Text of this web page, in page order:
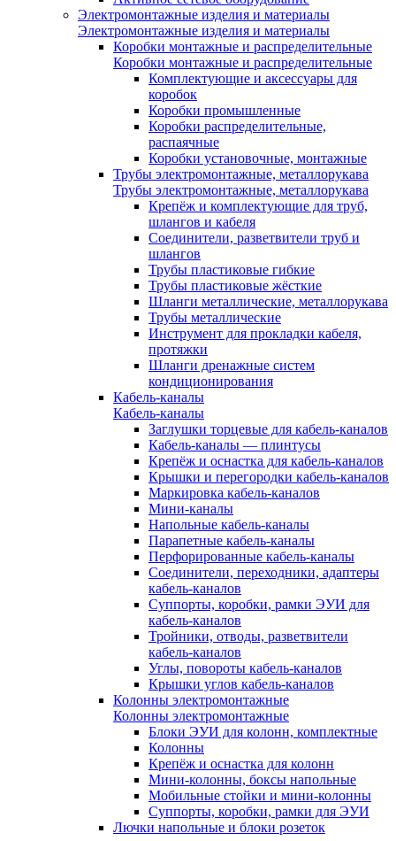
Электромонтажные изделия и материалы
Электромонтажные изделия и материалы
Коробки монтажные и распределительные
Коробки монтажные и распределительные
Комплектующие и аксессуары для
коробок
Коробки промышленные
Коробки распределительные,
распаячные
Коробки установочные, монтажные
Трубы электромонтажные, металлорукава
Трубы электромонтажные, металлорукава
Крепёж и комплектующие для труб,
шлангов и кабеля
Соединители, разветвители труб и
шлангов
Трубы пластиковые гибкие
Трубы пластиковые жёсткие
Шланги металлические, металлорукава
Трубы металлические
Инструмент для прокладки кабеля,
протяжки
Шланги дренажные систем
кондиционирования
Кабель-каналы
Кабель-каналы
Заглушки торцевые для кабель-каналов
Кабель-каналы — плинтусы
Крепёж и оснастка для кабель-каналов
Крышки и перегородки кабель-каналов
Маркировка кабель-каналов
Мини-каналы
Напольные кабель-каналы
Парапетные кабель-каналы
Перфорированные кабель-каналы
Соединители, переходники, адаптеры
кабель-каналов
Суппорты, коробки, рамки ЭУИ для
кабель-каналов
Тройники, отводы, разветвители
кабель-каналов
Углы, повороты кабель-каналов
Крышки углов кабель-каналов
Колонны электромонтажные
Колонны электромонтажные
Блоки ЭУИ для колонн, комплектные
Колонны
Крепёж и оснастка для колонн
Мини-колонны, боксы напольные
Мобильные стойки и мини-колонны
Суппорты, коробки, рамки для ЭУИ
Лючки напольные и блоки розеток